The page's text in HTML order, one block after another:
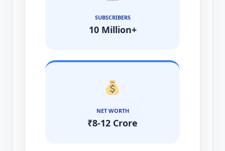
SUBSCRIBERS
10 Million+
NET WORTH
₹8-12 Crore